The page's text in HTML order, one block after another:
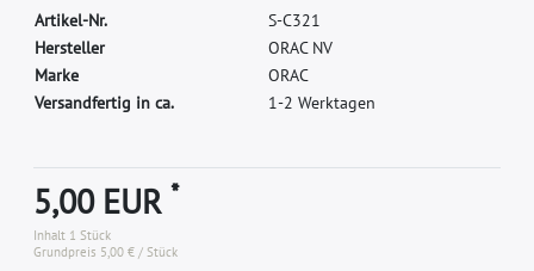
Artikel-Nr. S-C321
Hersteller ORAC NV
Marke ORAC
Versandfertig in ca.
1-2 Werktagen
5,00 EUR*
Inhalt 1Stück
Grundpreis 5,00 € / Stück